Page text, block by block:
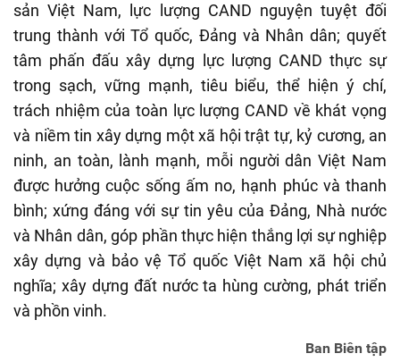
sản Việt Nam, lực lượng CAND nguyện tuyệt đối
trung thành với Tổ quốc, Đảng và Nhân dân; quyết
tâm phấn đấu xây dựng lực lượng CAND thực sự
trong sạch, vững mạnh, tiêu biểu, thể hiện ý chí,
trách nhiệm của toàn lực lượng CAND về khát vọng
và niềm tin xây dựng một xã hội trật tự, kỷ cương, an
ninh, an toàn, lành mạnh, mỗi người dân Việt Nam
được hưởng cuộc sống ấm no, hạnh phúc và thanh
bình; xứng đáng với sự tin yêu của Đảng, Nhà nước
và Nhân dân, góp phần thực hiện thắng lợi sự nghiệp
xây dựng và bảo vệ Tổ quốc Việt Nam xã hội chủ
nghĩa; xây dựng đất nước ta hùng cường, phát triển
và phồn vinh.
Ban Biên tập